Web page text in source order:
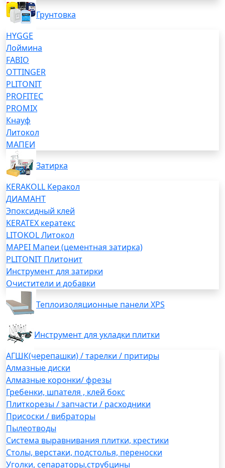
Грунтовка
HYGGE
Лоймина
FABIO
OTTINGER
PLITONIT
PROFITEC
PROMIX
Кнауф
Литокол
МАПЕИ
Затирка
KERAKOLL Керакол
ДИАМАНТ
Эпоксидный клей
KERATEX кератекс
LITOKOL Литокол
MAPEI Мапеи (цементная затирка)
PLITONIT Плитонит
Инструмент для затирки
Очистители и добавки
Теплоизоляционные панели XPS
Инструмент для укладки плитки
АГШК(черепашки) / тарелки / притиры
Алмазные диски
Алмазные коронки/ фрезы
Гребенки, шпателя , клей бокс
Плиткорезы / запчасти / расходники
Присоски / вибраторы
Пылеотводы
Система выравнивания плитки, крестики
Столы, верстаки, подстолья, переноски
Уголки, сепараторы,струбцины